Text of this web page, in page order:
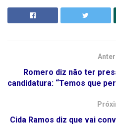
Romero diz não ter
candidatura: “Temos que
Cida Ramos diz que vai